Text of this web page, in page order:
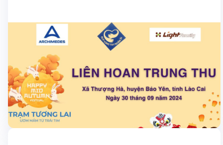
Học sinh
Nexta đồng hành cùng trạm tương lai trao
gửi 6.000 phần quà đến Lào Cai
Siêu bão YAGI vừa qua đã gây nhiều tổn hại nguy hiểm trên địa
bàn các tỉnh thành miền Bắc. Hàng trăm người chết và mất tích,
hàng hộp người bị thương, những ngôi nhà bị ngập và hư cấu,
hoa màu, động vật bị tổn hại, tình trạng bão tuyết, ngập lụt, cố
đê […]
28/09/2024